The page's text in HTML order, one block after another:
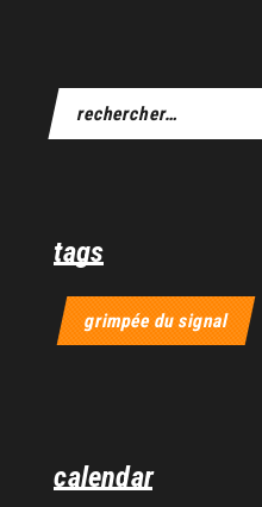
tags
grimpée du signal
calendar